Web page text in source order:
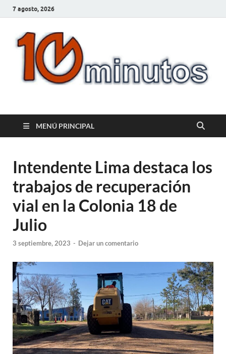
7 agosto, 2026
10minutos.com.uy
MENÚ PRINCIPAL
Intendente Lima destaca los
trabajos de recuperación
vial en la Colonia 18 de
Julio
3 septiembre, 2023 - Dejar un comentario